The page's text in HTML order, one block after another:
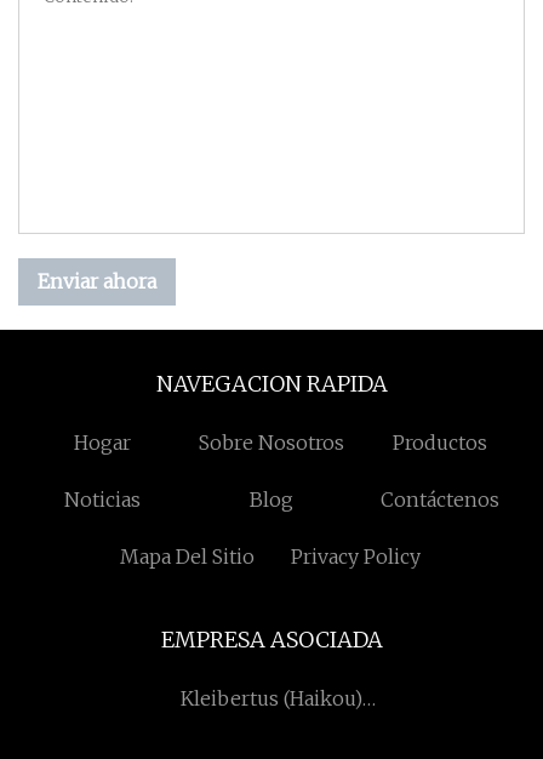
Enviar ahora
NAVEGACION RAPIDA
Hogar Sobre Nosotros Productos
Noticias Blog Contáctenos
Mapa Del Sitio Privacy Policy
EMPRESA ASOCIADA
Kleibertus (Haikou)